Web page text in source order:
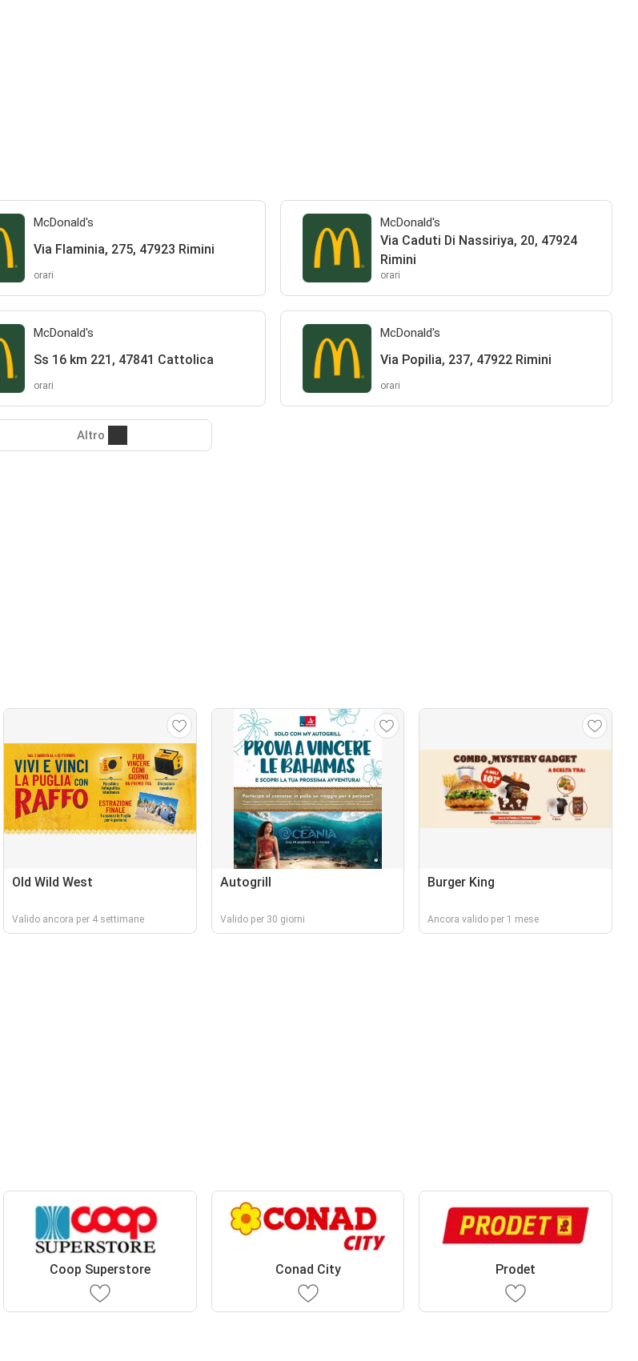
McDonald's
Via Flaminia, 275, 47923 Rimini
orari
McDonald's
Via Caduti Di Nassiriya, 20, 47924
Rimini
orari
McDonald's
Ss 16 km 221, 47841 Cattolica
orari
McDonald's
Via Popilia, 237, 47922 Rimini
orari
Altro
Old Wild West
Valido ancora per 4 settimane
Autogrill
Valido per 30 giorni
Burger King
Ancora valido per 1 mese
Coop Superstore Conad City Prodet